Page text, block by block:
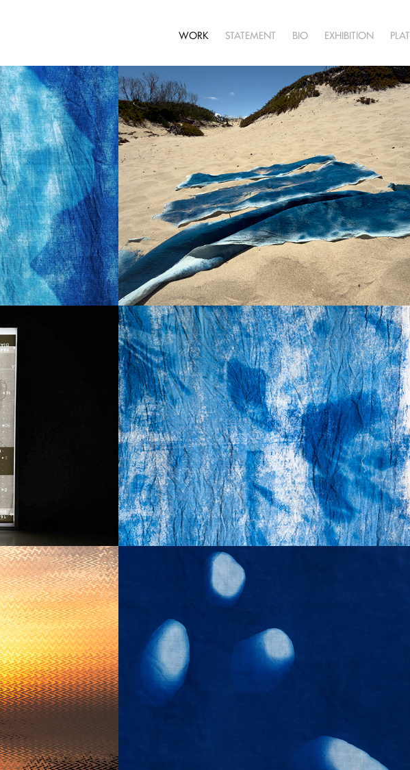
WORK STATEMENT BIO EXHIBITION
haligrafías
2026
cinnamomum camphora
2025